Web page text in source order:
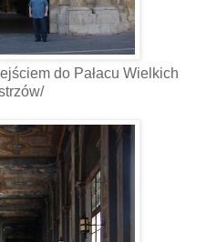
do Pałacu Wielkich